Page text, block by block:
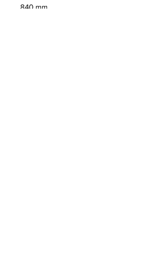
840 mm